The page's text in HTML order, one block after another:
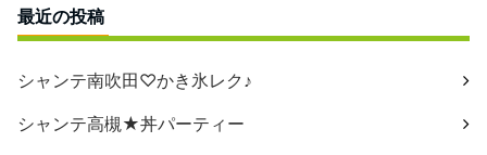
最近の投稿
シャンテ南吹田♡かき氷レク♪
シャンテ高槻★丼パーティー